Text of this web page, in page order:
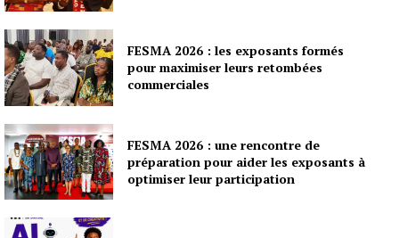
FESMA 2026 : les exposants formés
pour maximiser leurs retombées
commerciales
FESMA 2026 : une rencontre de
préparation pour aider les exposants à
optimiser leur participation